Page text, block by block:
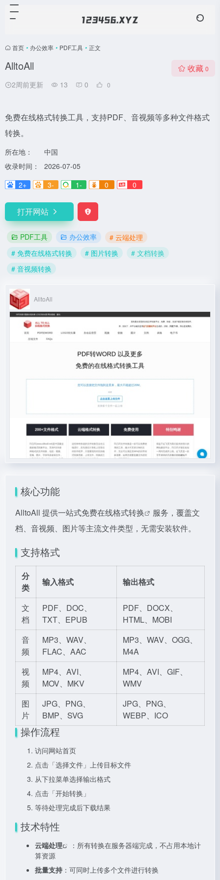
首页 • 办公效率 • PDF工具 • 正文
AlltoAll
2周前更新 13 0 0
收藏 0
免费在线格式转换工具，支持PDF、音视频等多种文件格式
转换。
所在地：
中国
收录时间：
2026-07-05
2+
3- 1- 0 0
打开网站
PDF工具 办公效率
# 云端处理
# 免费在线格式转换
# 图片转换
# 文档转换
# 音视频转换
AlltoAll
核心功能
AlltoAll 提供一站式免费在线格式转换
服务，覆盖文
档、音视频、图片等主流文件类型，无需安装软件。
支持格式
分
类
输入格式 输出格式
文
档
PDF、DOC、
TXT、EPUB
PDF、DOCX、
HTML、MOBI
音
频
MP3、WAV、
FLAC、AAC
MP3、WAV、OGG、
M4A
视
频
MP4、AVI、
MOV、MKV
MP4、AVI、GIF、
WMV
图
片
JPG、PNG、
BMP、SVG
JPG、PNG、
WEBP、ICO
操作流程
访问网站首页
点击「选择文件」上传目标文件
从下拉菜单选择输出格式
点击「开始转换」
等待处理完成后下载结果
技术特性
云端处理
：所有转换在服务器端完成，不占用本地计
算资源
批量支持 ：可同时上传多个文件进行转换